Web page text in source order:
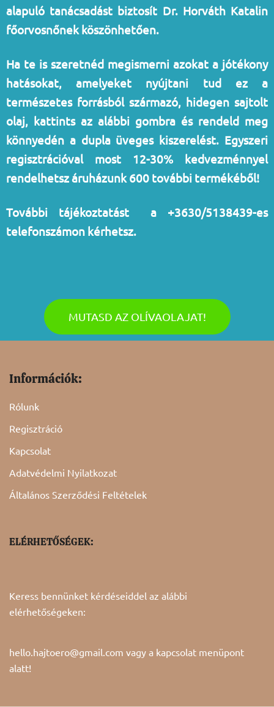
alapuló tanácsadást biztosít Dr. Horváth Katalin
főorvosnőnek köszönhetően.
Ha te is szeretnéd megismerni azokat a jótékony
hatásokat, amelyeket nyújtani tud ez a
természetes forrásból származó, hidegen sajtolt
olaj, kattints az alábbi gombra és rendeld meg
könnyedén a dupla üveges kiszerelést. Egyszeri
regisztrációval most 12-30% kedvezménnyel
rendelhetsz áruházunk 600 további termékéből!
További tájékoztatást a +3630/5138439-es
telefonszámon kérhetsz.
MUTASD AZ OLÍVAOLAJAT!
Információk:
Rólunk
Regisztráció
Kapcsolat
Adatvédelmi Nyilatkozat
Általános Szerződési Feltételek
ELÉRHETŐSÉGEK:
Keress bennünket kérdéseiddel az alábbi
elérhetőségeken:
hello.hajtoero@gmail.com vagy a kapcsolat menüpont
alatt!